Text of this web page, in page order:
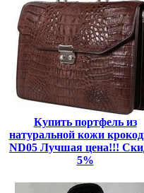
Купить портфель из
натуральной кожи
ND05 Лучшая цена!!!
5%